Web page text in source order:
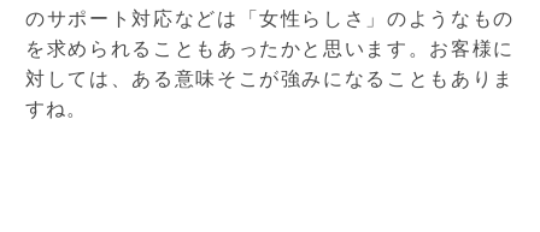
のサポート対応などは「女性らしさ」のようなもの
を求められることもあったかと思います。お客様に
対しては、ある意味そこが強みになることもありま
すね。